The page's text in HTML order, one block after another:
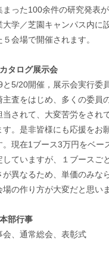
まった100余件の研究発表
大学／芝園キャンパス内に
５会場で開催されます。
タログ展示会
と5/20開催，展示会実行委
主査をはじめ、多くの委員
当されて、大変苦労をされ
す。是非皆様にも応援をお
。現在1ブース3万円をベー
していますが、１ブースご
が異なるため、単価のみな
場の作り方が大変だと思いま
部行事
会、通常総会、表彰式